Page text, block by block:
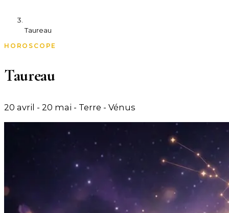
Taureau
HOROSCOPE
Taureau
20 avril - 20 mai - Terre - Vénus